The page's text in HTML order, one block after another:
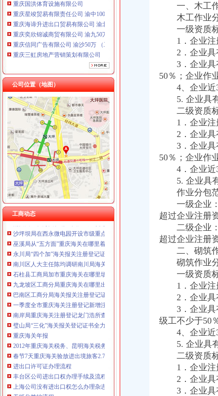
重庆海谛升进出口贸易有限公司 渝北100万 （进出口权）
重庆奕欣锦诚商贸有限公司 渝九50万 （工商注册）
重庆信同广告有限公司 渝沙50万 （工商注册）
重庆三虹房地产营销策划有限公司
重庆宝鹰汽车销售有限公司
重庆鸽牌电线电缆有限公司 渝北10010万 (进出口权)
重庆傲志众达投资咨询有限责任公司 渝九1000万 （增资）
重庆臣夫商贸有限公司 （执照专让）
重庆卿倾商贸有限责任公司 渝江100万 （工商注册）
重庆国洪体育设施有限公司
重庆星竣贸易有限责任公司 渝中100万 （进出口权）
重庆海谛升进出口贸易有限公司 渝北100万 （进出口权）
重庆奕欣锦诚商贸有限公司 渝九50万 （工商注册）
重庆信同广告有限公司 渝沙50万 （工商注册）
重庆三虹房地产营销策划有限公司
重庆宝鹰汽车销售有限公司
公司位置（地图）
工商动态
工商动态
全市重庆海关在哪里安全生产大排查大整大执法专项行动圆满完成
垫江县加微企补助资金监管
巫山局开展“查究抓”海关报关注册登记证书推动各项工作
市海关报关登记证书局召开专题会议集中达全国工商行政管理工作会议精
工商干校微型企业创业培训2011年第一期培训班顺利开班
永川局“三抓三定”重庆海关注册登记提升农村经纪人培训质量
潼南局重庆海关注册多项措施促大要案查处取得新突破
渝北局重庆海关注册运用职能帮助企业融资八亿元
全市工商系统“六个必查”重庆海关注册登记筑牢食品安全监管防线
南川局重庆海关在哪里关注民生促进和谐大力推进12315行政执法体系建设
沙坪坝局在西永微电园开设市级重点项目行政审批“绿通道”重庆海关在哪里
巫溪局从“五方面”重庆海关在哪里着力加纪检监察工作
永川局“四个加”海关报关注册登记证书化两节食品市场监管有实效
南川区人大主任陈均调研南川局海关报关登记证书工作
石柱县工商局加市重庆海关在哪里场监管为高考保驾护航
九龙坡区工商分局重庆海关在哪里出台《食品安全暗访工作办法》
巴南区工商分局海关报关注册登记证书牵头召开行政执法与刑事司法衔接工作
一季度全市重庆海关注册登记新增注册商标5616件
南岸局重庆海关注册登记龙门浩所查获2424听冒王老吉
璧山局“三化”海关报关登记证书全力营造食品安全健康消费环境
重庆海关年报
2012年重庆海关税务、昆明海关税务报考条件？？-重庆公务员-
春节7天重庆海关验放进出境旅客2.78万人次-今日重庆-华龙网
进出口许可证办理流程
丰台区公司进出口权办理手续及流程,北京北京市地区国内公司注册供
上海公司没有进出口权怎么办理杂志进口流程
无纸化签约流程
通关无纸化三方协议签约基本流程（4）_中华文本库
一、木工作
木工作业分
一级资质
1．企业注
2．企业具有
3．企业具有
50％；企业作
4、企业近3
5. 企业具有
二级资质
1．企业注
2．企业具
3．企业具有
50％；企业作
4．企业近3
5. 企业具有
作业分包
一级企业：
超过企业注册
二级企业：
超过企业注册
二、砌筑作
砌筑作业分
一级资质
1．企业注
2．企业具
3．企业具有
级工不少于50
4、企业近3
5. 企业具有
二级资质
1．企业注
2．企业具有
3．企业具有